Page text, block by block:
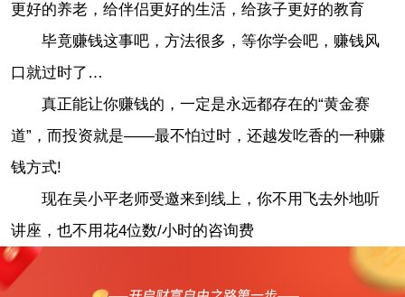
更好的养老，给伴侣更好的生活，给孩子更好的教育
毕竟赚钱这事吧，方法很多，等你学会吧，赚钱风
口就过时了…
真正能让你赚钱的，一定是永远都存在的“黄金赛
道”，而投资就是——最不怕过时，还越发吃香的一种赚
钱方式!
现在吴小平老师受邀来到线上，你不用飞去外地听
讲座，也不用花4位数/小时的咨询费